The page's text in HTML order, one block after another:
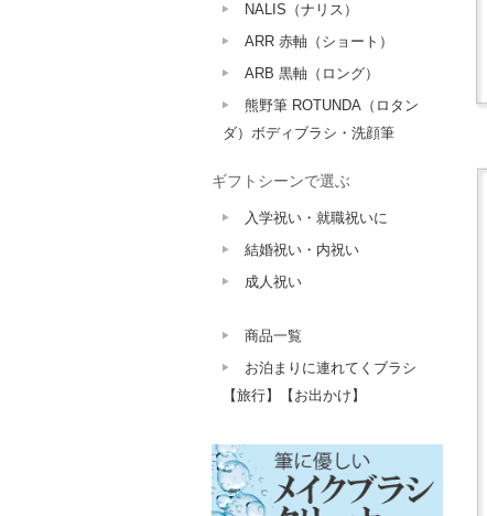
NALIS（ナリス）
ARR 赤軸（ショート）
ARB 黒軸（ロング）
熊野筆 ROTUNDA（ロタン
ダ）ボディブラシ・洗顔筆
ギフトシーンで選ぶ
入学祝い・就職祝いに
結婚祝い・内祝い
成人祝い
商品一覧
お泊まりに連れてくブラシ
【旅行】【お出かけ】